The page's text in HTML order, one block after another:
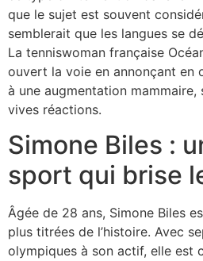
que le sujet est souvent
semblerait que les langues se
La tenniswoman française
ouvert la voie en annonçant en
à une augmentation mammaire,
vives réactions.
Simone Biles :
sport qui brise
Âgée de 28 ans, Simone Biles
plus titrées de l’histoire. Avec
olympiques à son actif, elle est